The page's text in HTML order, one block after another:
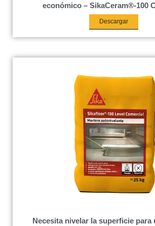
económico – SikaCeram®-100
Descargar
Necesita nivelar la superficie para